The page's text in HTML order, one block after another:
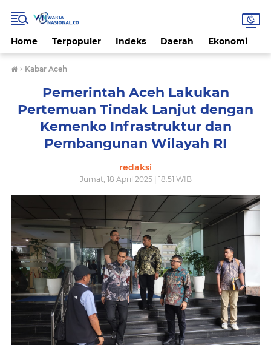
Home Terpopuler Indeks Daerah Ekonomi
› Kabar Aceh
Pemerintah Aceh Lakukan
Pertemuan Tindak Lanjut dengan
Kemenko Infrastruktur dan
Pembangunan Wilayah RI
redaksi
Jumat, 18 April 2025 | 18.51 WIB